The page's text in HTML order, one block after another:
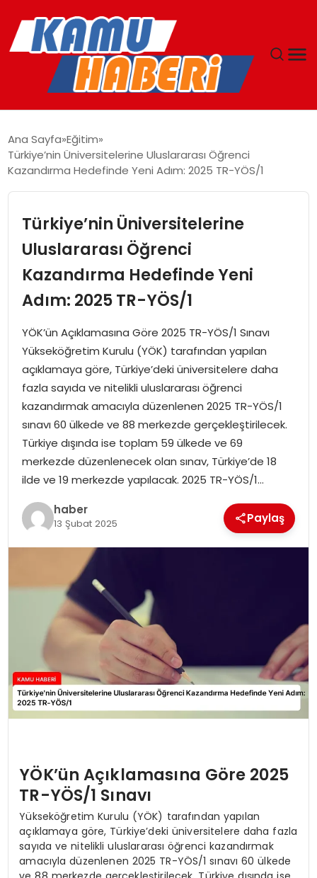
YAŞAM
MAGAZIN
EKONOMI
TEKNOLOJI
EĞITIM
GENEL
Ana Sayfa Eğitim
Türkiye’nin Üniversitelerine Uluslararası Öğrenci
Kazandırma Hedefinde Yeni Adım: 2025 TR-YÖS/1
Türkiye’nin Üniversitelerine
Uluslararası Öğrenci
Kazandırma Hedefinde Yeni
Adım: 2025 TR-YÖS/1
YÖK’ün Açıklamasına Göre 2025 TR-YÖS/1 Sınavı
Yükseköğretim Kurulu (YÖK) tarafından yapılan
açıklamaya göre, Türkiye’deki üniversitelere daha
fazla sayıda ve nitelikli uluslararası öğrenci
kazandırmak amacıyla düzenlenen 2025 TR-YÖS/1
sınavı 60 ülkede ve 88 merkezde gerçekleştirilecek.
Türkiye dışında ise toplam 59 ülkede ve 69
merkezde düzenlenecek olan sınav, Türkiye’de 18
ilde ve 19 merkezde yapılacak. 2025 TR-YÖS/1…
haber
13 Şubat 2025 Paylaş
YÖK’ün Açıklamasına Göre 2025
TR-YÖS/1 Sınavı
Yükseköğretim Kurulu (YÖK) tarafından yapılan
açıklamaya göre, Türkiye’deki üniversitelere daha fazla
sayıda ve nitelikli uluslararası öğrenci kazandırmak
amacıyla düzenlenen 2025 TR-YÖS/1 sınavı 60 ülkede